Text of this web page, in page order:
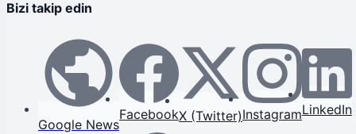
Bizi takip edin
Google News
FacebookX (Twitter)InstagramLinkedIn